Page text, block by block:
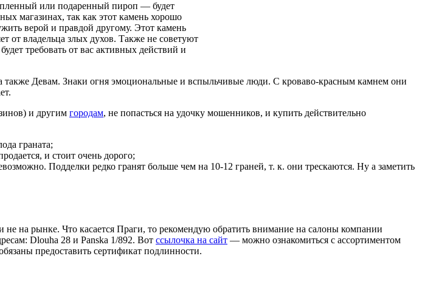
или подаренный пироп — будет
магазинах, так как этот камень хорошо
верой и правдой другому. Этот камень
от владельца злых духов. Также не советуют
требовать от вас активных действий и
Девам. Знаки огня эмоциональные и вспыльчивые люди. С кроваво-красным камнем они
и другим городам, не попасться на удочку мошенников, и купить действительно
граната;
и стоит очень дорого;
Подделки редко гранят больше чем на 10-12 граней, т. к. они трескаются. Ну а заметить
на рынке. Что касается Праги, то рекомендую обратить внимание на салоны компании
Dlouha 28 и Panska 1/892. Вот ссылочка на сайт — можно ознакомиться с ассортиментом
предоставить сертификат подлинности.